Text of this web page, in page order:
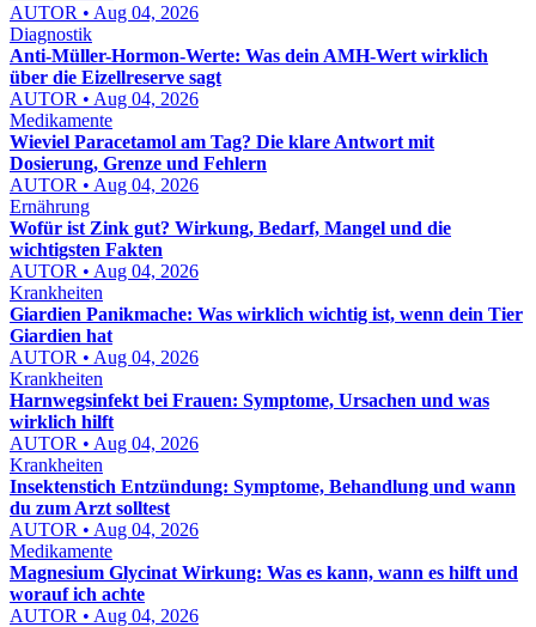
AUTOR • Aug 04, 2026
Diagnostik
Anti-Müller-Hormon-Werte: Was dein AMH-Wert wirklich
über die Eizellreserve sagt
AUTOR • Aug 04, 2026
Medikamente
Wieviel Paracetamol am Tag? Die klare Antwort mit
Dosierung, Grenze und Fehlern
AUTOR • Aug 04, 2026
Ernährung
Wofür ist Zink gut? Wirkung, Bedarf, Mangel und die
wichtigsten Fakten
AUTOR • Aug 04, 2026
Krankheiten
Giardien Panikmache: Was wirklich wichtig ist, wenn dein Tier
Giardien hat
AUTOR • Aug 04, 2026
Krankheiten
Harnwegsinfekt bei Frauen: Symptome, Ursachen und was
wirklich hilft
AUTOR • Aug 04, 2026
Krankheiten
Insektenstich Entzündung: Symptome, Behandlung und wann
du zum Arzt solltest
AUTOR • Aug 04, 2026
Medikamente
Magnesium Glycinat Wirkung: Was es kann, wann es hilft und
worauf ich achte
AUTOR • Aug 04, 2026